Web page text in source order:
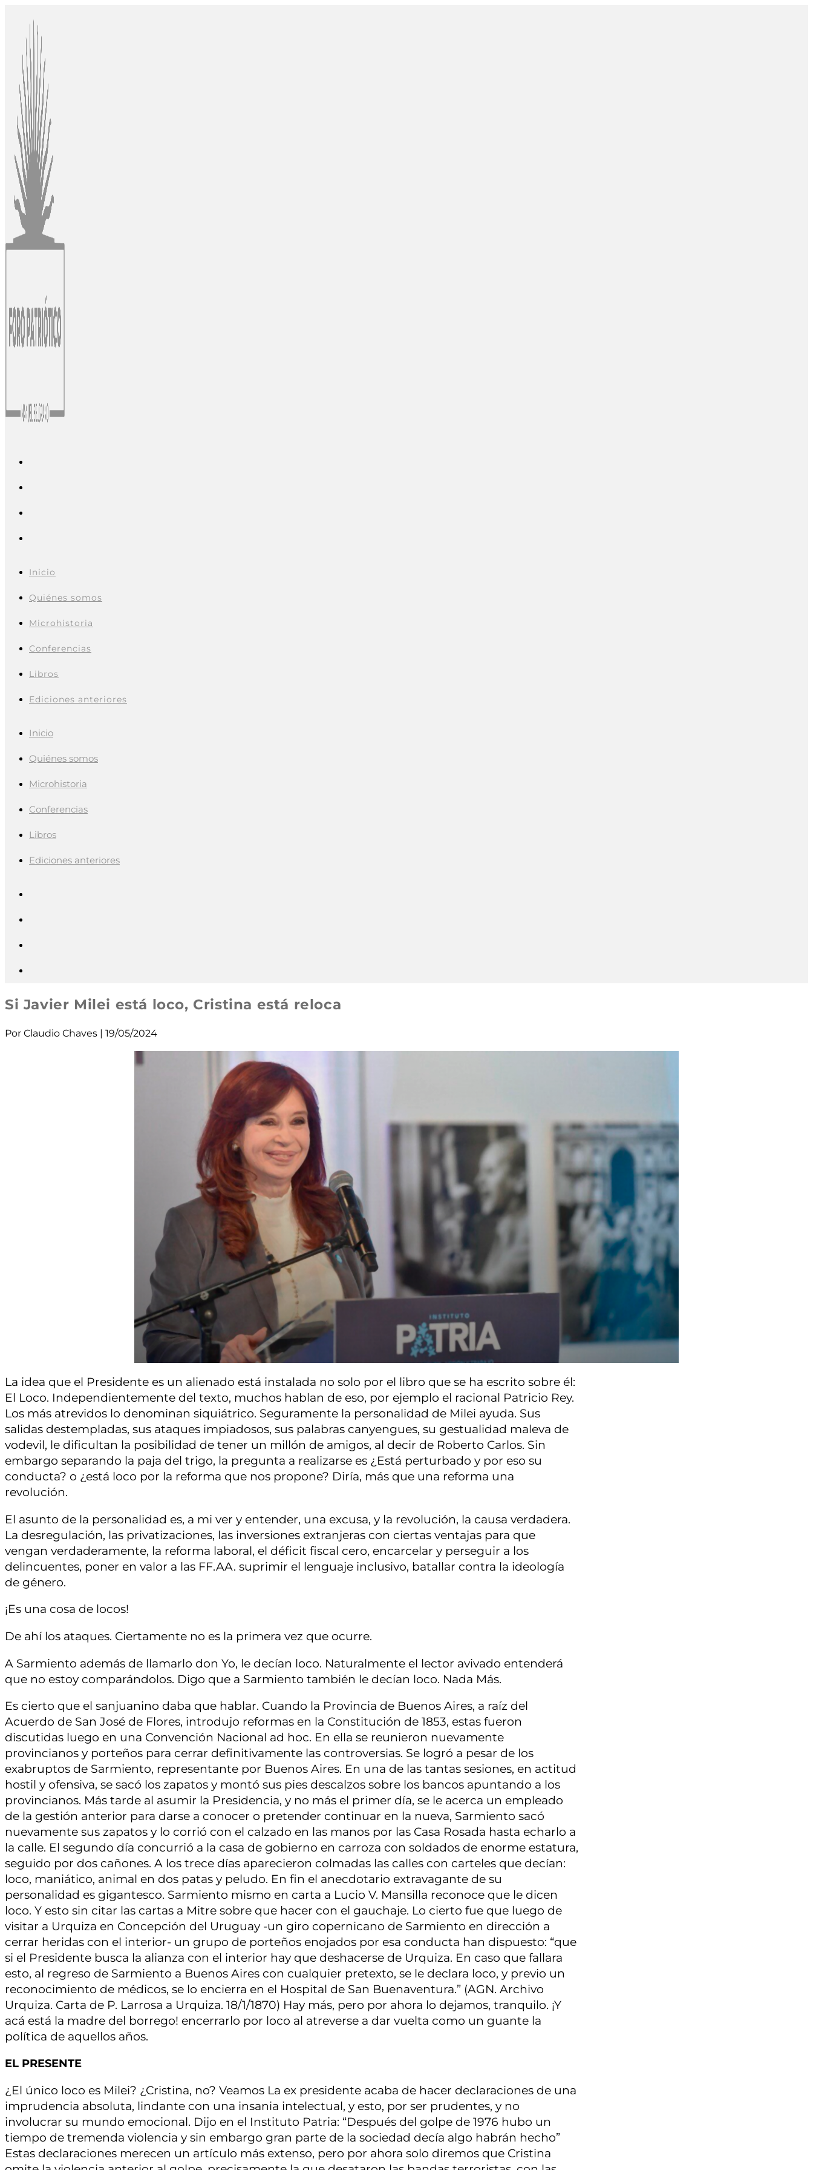
contenido
Inicio
Quiénes somos
Microhistoria
Conferencias
Libros
Ediciones anteriores
Inicio
Quiénes somos
Microhistoria
Conferencias
Libros
Ediciones anteriores
Si Javier Milei está loco, Cristina está reloca
Por Claudio Chaves | 19/05/2024
La idea que el Presidente es un alienado está instalada no solo por el libro que se ha escrito sobre él:
El Loco. Independientemente del texto, muchos hablan de eso, por ejemplo el racional Patricio Rey.
Los más atrevidos lo denominan siquiátrico. Seguramente la personalidad de Milei ayuda. Sus
salidas destempladas, sus ataques impiadosos, sus palabras canyengues, su gestualidad maleva de
vodevil, le dificultan la posibilidad de tener un millón de amigos, al decir de Roberto Carlos. Sin
embargo separando la paja del trigo, la pregunta a realizarse es ¿Está perturbado y por eso su
conducta? o ¿está loco por la reforma que nos propone? Diría, más que una reforma una
revolución.
El asunto de la personalidad es, a mi ver y entender, una excusa, y la revolución, la causa verdadera.
La desregulación, las privatizaciones, las inversiones extranjeras con ciertas ventajas para que
vengan verdaderamente, la reforma laboral, el déficit fiscal cero, encarcelar y perseguir a los
delincuentes, poner en valor a las FF.AA. suprimir el lenguaje inclusivo, batallar contra la ideología
de género.
¡Es una cosa de locos!
De ahí los ataques. Ciertamente no es la primera vez que ocurre.
A Sarmiento además de llamarlo don Yo, le decían loco. Naturalmente el lector avivado entenderá
que no estoy comparándolos. Digo que a Sarmiento también le decían loco. Nada Más.
Es cierto que el sanjuanino daba que hablar. Cuando la Provincia de Buenos Aires, a raíz del
Acuerdo de San José de Flores, introdujo reformas en la Constitución de 1853, estas fueron
discutidas luego en una Convención Nacional ad hoc. En ella se reunieron nuevamente
provincianos y porteños para cerrar definitivamente las controversias. Se logró a pesar de los
exabruptos de Sarmiento, representante por Buenos Aires. En una de las tantas sesiones, en actitud
hostil y ofensiva, se sacó los zapatos y montó sus pies descalzos sobre los bancos apuntando a los
provincianos. Más tarde al asumir la Presidencia, y no más el primer día, se le acerca un empleado
de la gestión anterior para darse a conocer o pretender continuar en la nueva, Sarmiento sacó
nuevamente sus zapatos y lo corrió con el calzado en las manos por las Casa Rosada hasta echarlo a
la calle. El segundo día concurrió a la casa de gobierno en carroza con soldados de enorme estatura,
seguido por dos cañones. A los trece días aparecieron colmadas las calles con carteles que decían:
loco, maniático, animal en dos patas y peludo. En fin el anecdotario extravagante de su
personalidad es gigantesco. Sarmiento mismo en carta a Lucio V. Mansilla reconoce que le dicen
loco. Y esto sin citar las cartas a Mitre sobre que hacer con el gauchaje. Lo cierto fue que luego de
visitar a Urquiza en Concepción del Uruguay -un giro copernicano de Sarmiento en dirección a
cerrar heridas con el interior- un grupo de porteños enojados por esa conducta han dispuesto: “que
si el Presidente busca la alianza con el interior hay que deshacerse de Urquiza. En caso que fallara
esto, al regreso de Sarmiento a Buenos Aires con cualquier pretexto, se le declara loco, y previo un
reconocimiento de médicos, se lo encierra en el Hospital de San Buenaventura.” (AGN. Archivo
Urquiza. Carta de P. Larrosa a Urquiza. 18/1/1870) Hay más, pero por ahora lo dejamos, tranquilo. ¡Y
acá está la madre del borrego! encerrarlo por loco al atreverse a dar vuelta como un guante la
política de aquellos años.
EL PRESENTE
¿El único loco es Milei? ¿Cristina, no? Veamos La ex presidente acaba de hacer declaraciones de una
imprudencia absoluta, lindante con una insania intelectual, y esto, por ser prudentes, y no
involucrar su mundo emocional. Dijo en el Instituto Patria: “Después del golpe de 1976 hubo un
tiempo de tremenda violencia y sin embargo gran parte de la sociedad decía algo habrán hecho”
Estas declaraciones merecen un artículo más extenso, pero por ahora solo diremos que Cristina